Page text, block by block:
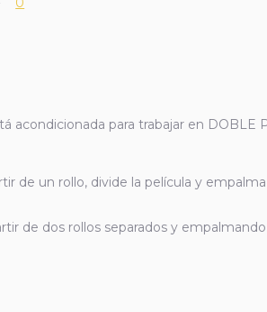
acondicionada para trabajar en DOBLE
de un rollo, divide la película y empalma
de dos rollos separados y